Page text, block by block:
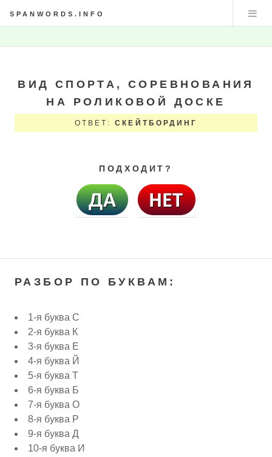
SPANWORDS.INFO
ВИД СПОРТА, СОРЕВНОВАНИЯ
НА РОЛИКОВОЙ ДОСКЕ
ОТВЕТ:СКЕЙТБОРДИНГ
ПОДХОДИТ?
РАЗБОР ПО БУКВАМ:
1-я буква С
2-я буква К
3-я буква Е
4-я буква Й
5-я буква Т
6-я буква Б
7-я буква О
8-я буква Р
9-я буква Д
10-я буква И